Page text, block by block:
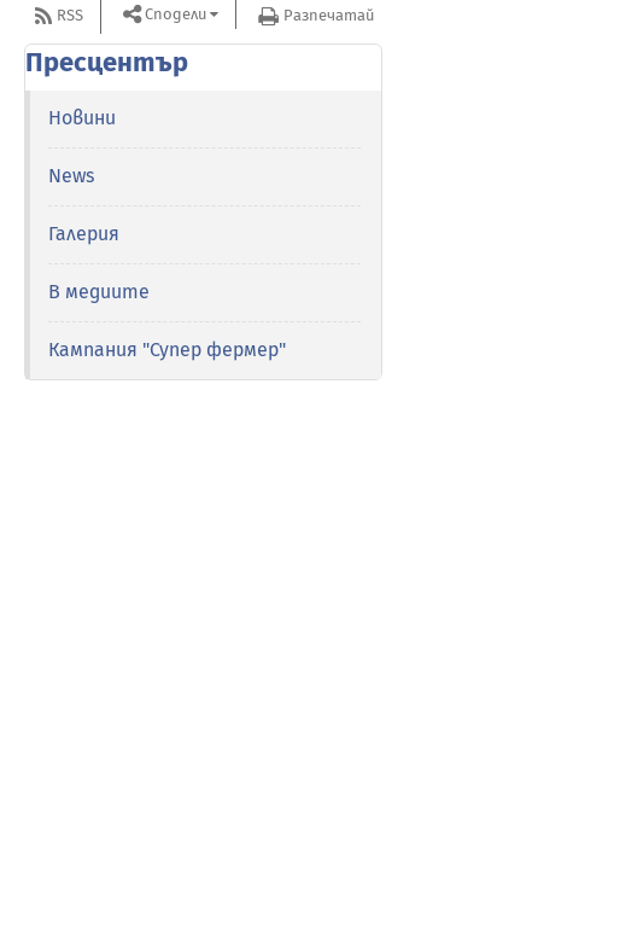
RSS Сподели Разпечатай
Пресцентър
Новини
News
Галерия
В медиите
Кампания "Супер фермер"